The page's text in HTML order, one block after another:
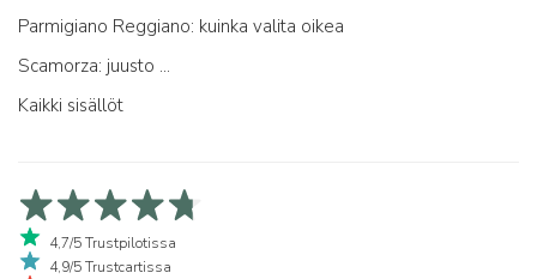
Parmigiano Reggiano: kuinka valita oikea
Scamorza: juusto ...
Kaikki sisällöt
4,7/5 Trustpilotissa
4,9/5 Trustcartissa